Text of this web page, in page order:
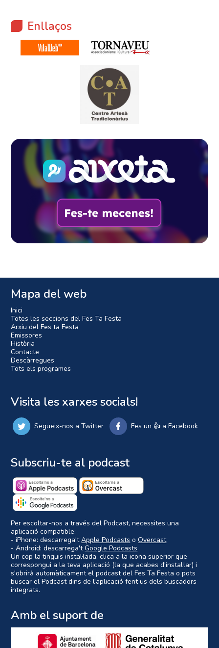
Enllaços
Mapa del web
Inici
Totes les seccions del Fes Ta Festa
Arxiu del Fes ta Festa
Emissores
Història
Contacte
Descàrregues
Tots els programes
Visita les xarxes socials!
Segueix-nos a Twitter Fes un 👍 a Facebook
Subscriu-te al podcast
Per escoltar-nos a través del Podcast, necessites una
aplicació compatible:
- iPhone: descarrega'tApple Podcasts oOvercast
- Android: descarrega'tGoogle Podcasts
Un cop la tinguis instal·lada, clica a la icona superior que
correspongui a la teva aplicació (la que acabes d'instal·lar) i
s'obrirà automàticament el podcast del Fes Ta Festa o pots
buscar el Podcast dins de l'aplicació fent us dels buscadors
integrats.
Amb el suport de